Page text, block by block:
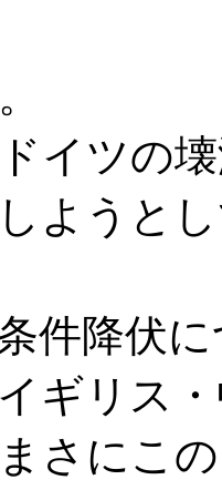
イツの
ようと
件降伏に
ギリス
さにこ